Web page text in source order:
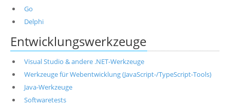
Go
Delphi
Entwicklungswerkzeuge
Visual Studio & andere .NET-Werkzeuge
Werkzeuge für Webentwicklung (JavaScript-/TypeScript-Tools)
Java-Werkzeuge
Softwaretests